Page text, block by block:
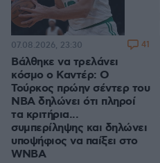
Βάλθηκε να τρελάνει
κόσμο ο Καντέρ: Ο
Τούρκος πρώην σέντερ του
NBA δηλώνει ότι πληροί
τα κριτήρια...
συμπερίληψης και δηλώνει
υποψήφιος να παίξει στο
WNBA
07.08.2026, 23:30 41